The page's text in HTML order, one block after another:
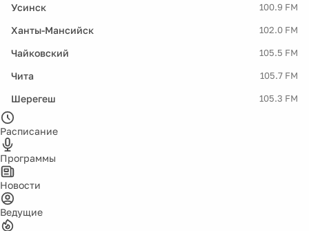
Усинск 100.9 FM
Ханты-Мансийск 102.0 FM
Чайковский 105.5 FM
Чита 105.7 FM
Шерегеш 105.3 FM
Расписание
Программы
Новости
Ведущие